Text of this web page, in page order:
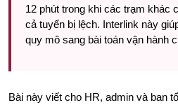
12 phút trong khi các trạm khác
cả tuyến bị lệch. Interlink này
quy mô sang bài toán vận hành
Bài này viết cho HR, admin và ban